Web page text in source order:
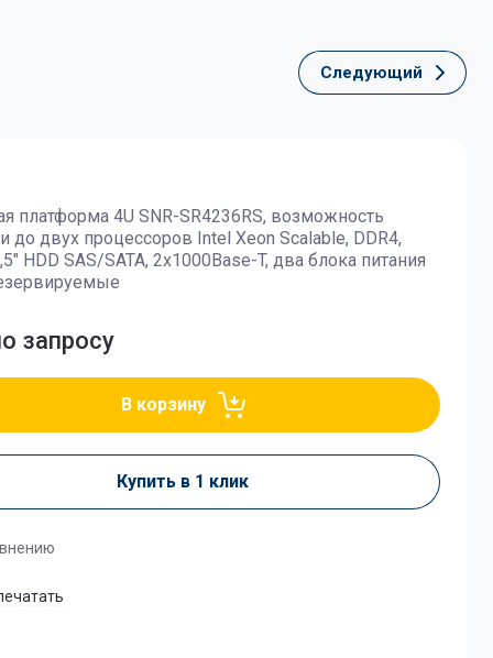
Следующий
платформа 4U SNR-SR4236RS, возможность
до двух процессоров Intel Xeon Scalable, DDR4,
HDD SAS/SATA, 2x1000Base-T, два блока питания
запросу
В корзину
Купить в 1 клик